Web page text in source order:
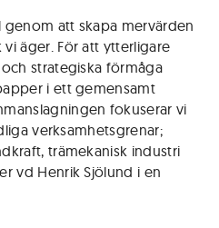
att skapa mervärden
äger. För att ytterligare
strategiska förmåga
i ett gemensamt
fokuserar vi
verksamhetsgrenar;
trämekanisk industri
vd Henrik Sjölund i en